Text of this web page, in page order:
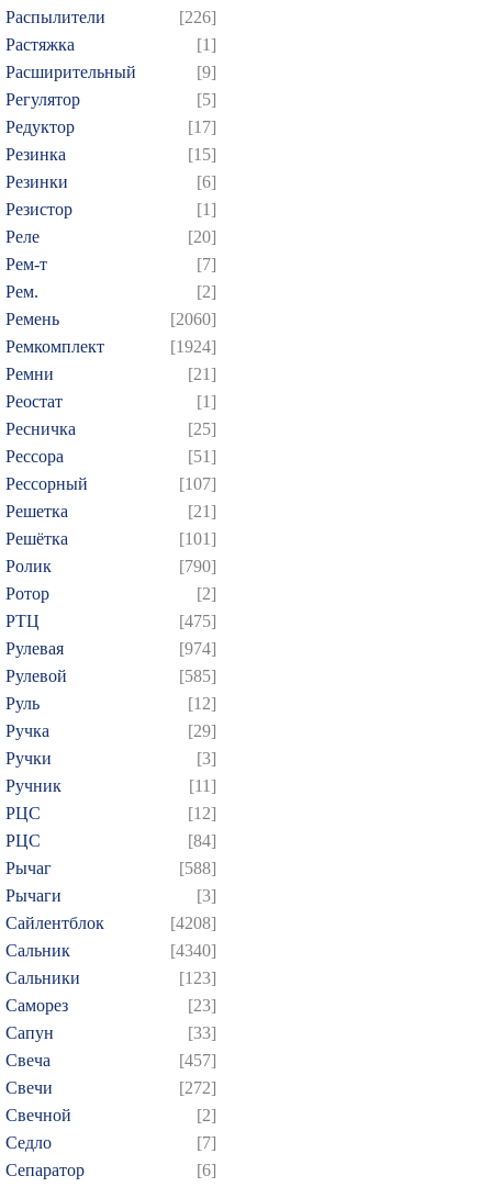
Распылители
[226]
Растяжка
[1]
Расширительный
[9]
Регулятор
[5]
Редуктор
[17]
Резинка
[15]
Резинки
[6]
Резистор
[1]
Реле
[20]
Рем-т
[7]
Рем.
[2]
Ремень
[2060]
Ремкомплект
[1924]
Ремни
[21]
Реостат
[1]
Ресничка
[25]
Рессора
[51]
Рессорный
[107]
Решетка
[21]
Решётка
[101]
Ролик
[790]
Ротор
[2]
РТЦ
[475]
Рулевая
[974]
Рулевой
[585]
Руль
[12]
Ручка
[29]
Ручки
[3]
Ручник
[11]
РЦC
[12]
РЦС
[84]
Рычаг
[588]
Рычаги
[3]
Сайлентблок
[4208]
Сальник
[4340]
Сальники
[123]
Саморез
[23]
Сапун
[33]
Свеча
[457]
Свечи
[272]
Свечной
[2]
Седло
[7]
Сепаратор
[6]